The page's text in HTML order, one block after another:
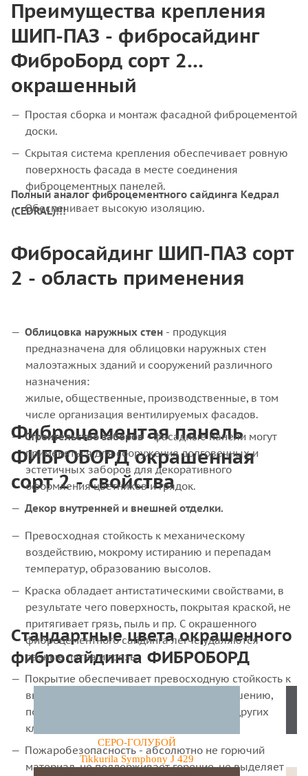
Преимущества крепления
ШИП-ПАЗ - фибросайдинг
ФиброБорд сорт 2
окрашенный
Простая сборка и монтаж фасадной фиброцементой
доски.
Скрытая система крепления обеспечивает ровную
поверхность фасада в месте соединения
фиброцементных панелей.
Обеспечивает высокую изоляцию.
Полный аналог фиброцементного сайдинга Кедрал
(CEDRAL)!!!
Фибросайдинг ШИП-ПАЗ сорт
2 - область применения
Облицовка наружных стен - продукция
предназначена для облицовки наружных стен
малоэтажных зданий и сооружений различного
назначения:
жилые, общественные, производственные, в том
числе организация вентилируемых фасадов.
Строительство заборов - фасадные панели могут
применяться для сооружения долговечных и
эстетичных заборов для декоративного
оформления цветников и грядок.
Декор внутренней и внешней отделки.
Фиброцементая панель
ФИБРОБОРД окрашенная
сорт 2 - свойства
Превосходная стойкость к механическому
воздействию, мокрому истиранию и перепадам
температур, образованию высолов.
Краска обладает антистатическими свойствами, в
результате чего поверхность, покрытая краской, не
притягивает грязь, пыль и пр. С окрашенного
фиброцементного сайдинга легче удаляются
разные пятна и грязь.
Покрытие обеспечивает превосходную стойкость к
выцветанию, трещинам, вздутию и шелушению,
повышенная защита от УФ-излучения и других
климатических факторов.
Пожаробезопасность - абсолютно не горючий
материал, не поддерживает горение, не выделяет
Cтандартные цвета окрашенного
фибросайдинга ФИБРОБОРД
СЕРО-ГОЛУБОЙ
Tikkurila Symphony J 429